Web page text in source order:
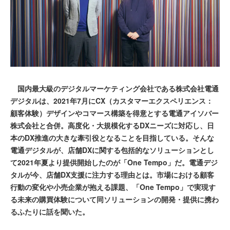
国内最大級のデジタルマーケティング会社である株式会社電通
デジタルは、2021年7月にCX（カスタマーエクスペリエンス：
顧客体験）デザインやコマース構築を得意とする電通アイソバー
株式会社と合併。高度化・大規模化するDXニーズに対応し、日
本のDX推進の大きな牽引役となることを目指している。そんな
電通デジタルが、店舗DXに関する包括的なソリューションとし
て2021年夏より提供開始したのが「One Tempo」だ。電通デジ
タルが今、店舗DX支援に注力する理由とは。市場における顧客
行動の変化や小売企業が抱える課題、「One Tempo」で実現す
る未来の購買体験について同ソリューションの開発・提供に携わ
るふたりに話を聞いた。